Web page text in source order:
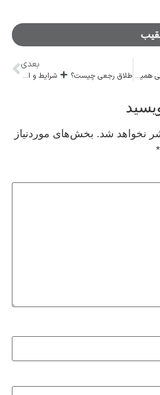
جادوی خط چشم دائم: زیبایی همیشگی
بعدی
طلاق رجعی چیست؟ شرایط و احکام طلاق رجعی در زمان عده
نخواهد شد. بخش‌های موردنیاز
*